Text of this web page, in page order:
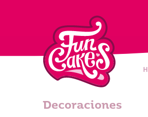
Decoraciones